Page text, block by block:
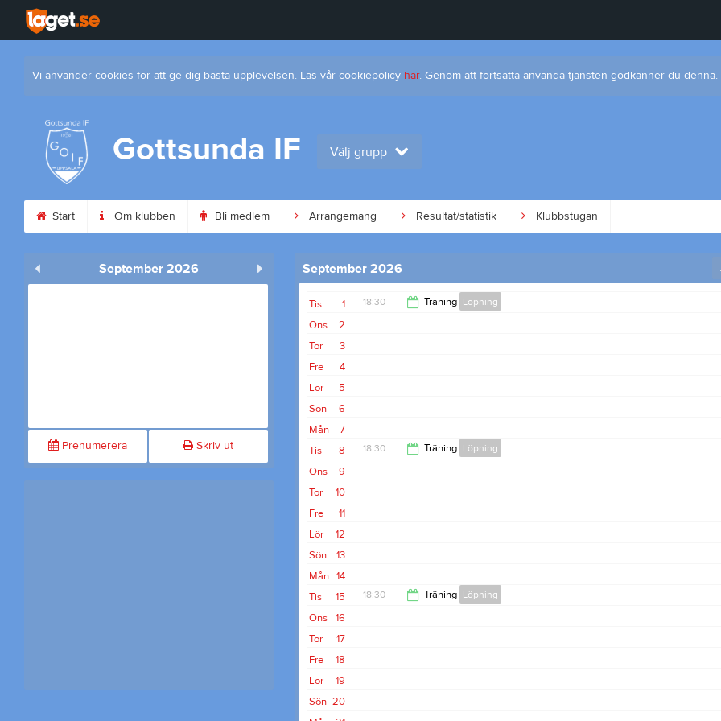
Vi använder cookies för att ge dig bästa upplevelsen. Läs vår cookiepolicy här. Genom att fortsätta använda tjänsten godkänner du denna.
Gottsunda IF Välj grupp
Start Om klubben Bli medlem Arrangemang Resultat/statistik Klubbstugan
September 2026
Prenumerera Skriv ut
September 2026
1
Tis 18:30 Träning Löpning
2
Ons
3
Tor
4
Fre
5
Lör
6
Sön
7
Mån
8
Tis 18:30 Träning Löpning
9
Ons
10
Tor
11
Fre
12
Lör
13
Sön
14
Mån
15
Tis 18:30 Träning Löpning
16
Ons
17
Tor
18
Fre
19
Lör
20
Sön